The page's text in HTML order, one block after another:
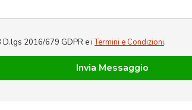
D.lgs 2016/679 GDPR e iTermini e Condizioni.